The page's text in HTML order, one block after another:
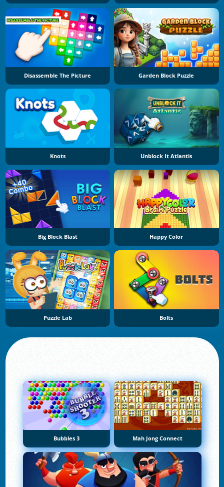
Disassemble The Picture Garden Block Puzzle
Knots Unblock It Atlantis
Big Block Blast Happy Color
Puzzle Lab Bolts
Bubbles 3 Mah Jong Connect